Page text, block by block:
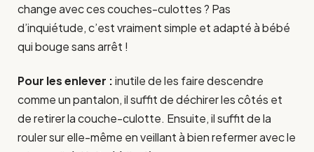
change avec ces couches-culottes ? Pas
d’inquiétude, c’est vraiment simple et adapté à bébé
qui bouge sans arrêt !
Pour les enlever :inutile de les faire descendre
comme un pantalon, il suffit de déchirer les côtés et
de retirer la couche-culotte. Ensuite, il suffit de la
rouler sur elle-même en veillant à bien refermer avec le